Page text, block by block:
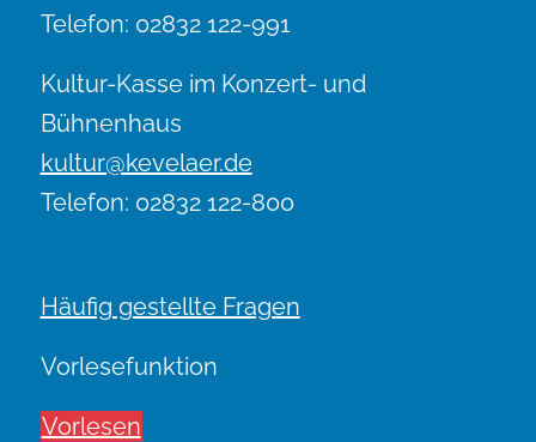
Telefon: 02832 122-991
Kultur-Kasse im Konzert- und
Bühnenhaus
kultur@kevelaer.de
Telefon: 02832 122-800
Häufig gestellte Fragen
Vorlesefunktion
Vorlesen